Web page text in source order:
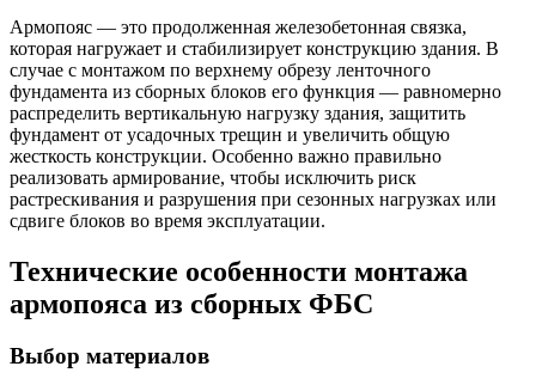
Армопояс — это продолженная железобетонная связка,
которая нагружает и стабилизирует конструкцию здания. В
случае с монтажом по верхнему обрезу ленточного
фундамента из сборных блоков его функция — равномерно
распределить вертикальную нагрузку здания, защитить
фундамент от усадочных трещин и увеличить общую
жесткость конструкции. Особенно важно правильно
реализовать армирование, чтобы исключить риск
растрескивания и разрушения при сезонных нагрузках или
сдвиге блоков во время эксплуатации.
Технические особенности монтажа
армопояса из сборных ФБС
Выбор материалов